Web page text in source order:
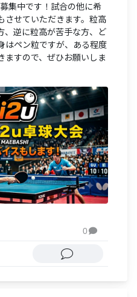
集中です！試合の他に希
させていただきます。粒高
、逆に粒高が苦手な方、ど
はペン粒ですが、ある程度
ますので、ぜひお願いしま
0